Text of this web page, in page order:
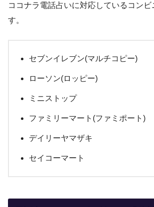
ココナラ電話占いに対応しているコン
す。
セブンイレブン(マルチコピー)
ローソン(ロッピー)
ミニストップ
ファミリーマート(ファミポート)
デイリーヤマザキ
セイコーマート